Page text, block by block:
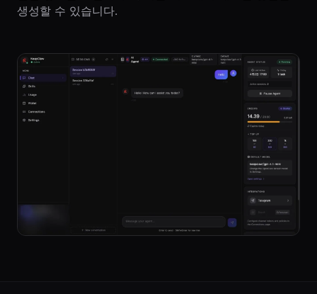
생성할 수 있습니다.